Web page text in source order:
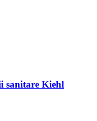
sanitare Kiehl